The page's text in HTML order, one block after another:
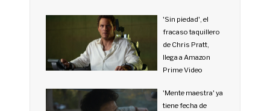
'Sin piedad', el
fracaso taquillero
de Chris Pratt,
llega a Amazon
Prime Video
'Mente maestra' ya
tiene fecha de